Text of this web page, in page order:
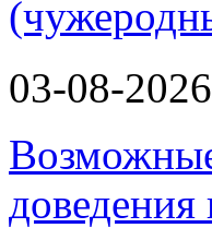
03-08-2026